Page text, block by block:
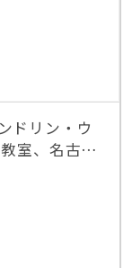
ドリン・ウ
室、名古屋
ー教室、